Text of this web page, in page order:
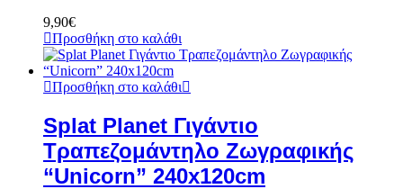
9,90€
Προσθήκη στο καλάθι
Προσθήκη στο καλάθι
Splat Planet Γιγάντιο
Τραπεζομάντηλο Ζωγραφικής
“Unicorn” 240x120cm